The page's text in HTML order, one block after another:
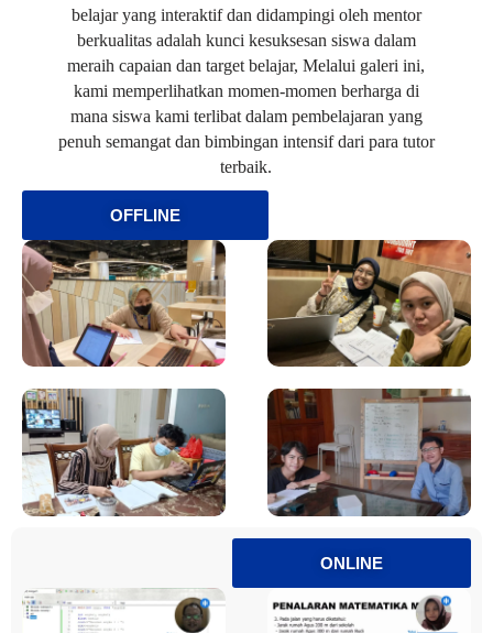
belajar yang interaktif dan didampingi oleh mentor
berkualitas adalah kunci kesuksesan siswa dalam
meraih capaian dan target belajar, Melalui galeri ini,
kami memperlihatkan momen-momen berharga di
mana siswa kami terlibat dalam pembelajaran yang
penuh semangat dan bimbingan intensif dari para tutor
terbaik.
OFFLINE
ONLINE